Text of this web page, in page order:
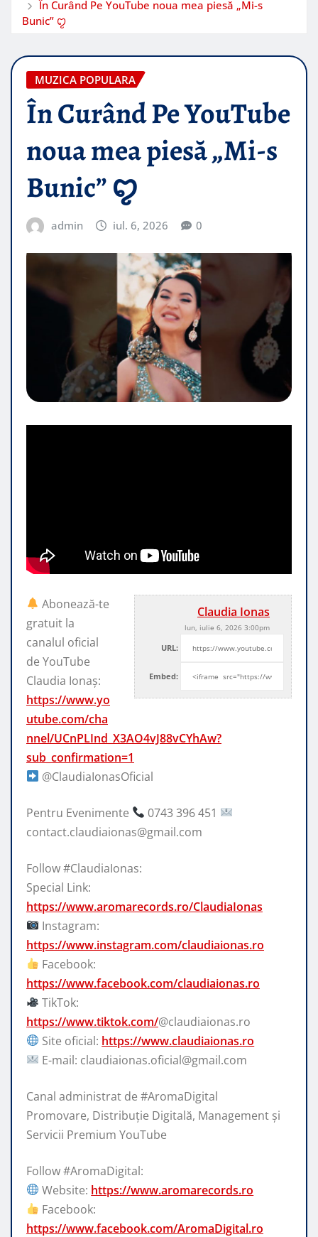
În Curând Pe YouTube noua mea piesă „Mi-s
Bunic” ꨄ︎
MUZICA POPULARA
În Curând Pe YouTube
noua mea piesă „Mi-s
Bunic” ꨄ︎
admin iul. 6, 2026 0
Claudia Ionas
lun, iulie 6, 2026 3:00pm
URL:
Embed:
Abonează-te
gratuit la
canalul oficial
de YouTube
Claudia Ionaș:
https://www.yo
utube.com/cha
nnel/UCnPLInd_X3AO4vJ88vCYhAw?
sub_confirmation=1
@ClaudiaIonasOficial
Pentru Evenimente
0743 396 451
contact.claudiaionas@gmail.com
Follow #ClaudiaIonas:
Special Link:
https://www.aromarecords.ro/ClaudiaIonas
Instagram:
https://www.instagram.com/claudiaionas.ro
Facebook:
https://www.facebook.com/claudiaionas.ro
TikTok:
https://www.tiktok.com/@claudiaionas.ro
Site oficial: https://www.claudiaionas.ro
E-mail: claudiaionas.oficial@gmail.com
Canal administrat de #AromaDigital
Promovare, Distribuție Digitală, Management și
Servicii Premium YouTube
Follow #AromaDigital:
Website: https://www.aromarecords.ro
Facebook:
https://www.facebook.com/AromaDigital.ro